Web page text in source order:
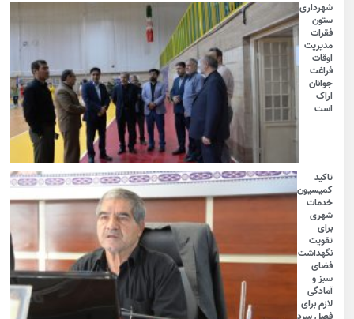
شهرداری
ستون
فقرات
مدیریت
اوقات
فراغت
جوانان
اراک
است
تاکید
کمیسیون
خدمات
شهری
برای
تقویت
نگهداشت
فضای
سبز و
آمادگی
لازم برای